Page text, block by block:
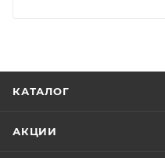
КАТАЛОГ
АКЦИИ